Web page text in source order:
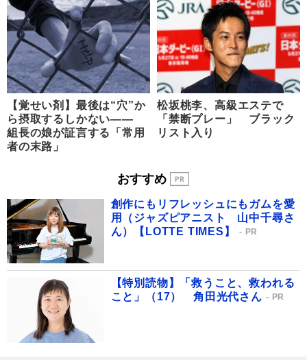
【覚せい剤】最後は“穴”か
ら摂取するしかない――
組長の娘が証言する「常用
者の末路」
松坂桃李、高級エステで
「禁断プレー」 ブラック
リスト入り
おすすめ
創作にもリフレッシュにもガムを愛
用（ジャズピアニスト 山中千尋さ
ん）【LOTTE TIMES】
PR
【特別読物】「救うこと、救われる
こと」（17） 角田光代さん
PR